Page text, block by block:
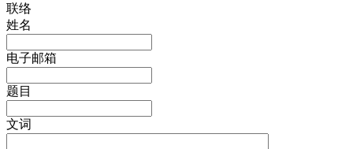
联络
姓名
电子邮箱
题目
文词